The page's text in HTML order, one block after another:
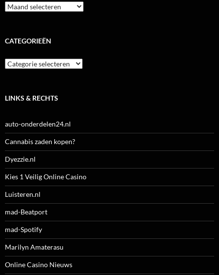
Archieven
CATEGORIEËN
Categorieën
LINKS & RECHTS
auto-onderdelen24.nl
Cannabis zaden kopen?
Dyezzie.nl
Kies 1 Veilig Online Casino
Luisteren.nl
mad-Beatport
mad-Spotify
Marilyn Amaterasu
Online Casino Nieuws